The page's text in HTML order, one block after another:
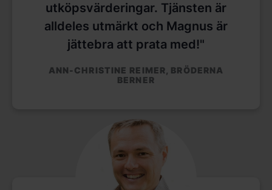
utköpsvärderingar. Tjänsten är
alldeles utmärkt och Magnus är
jättebra att prata med!"
ANN-CHRISTINE REIMER, BRÖDERNA
BERNER